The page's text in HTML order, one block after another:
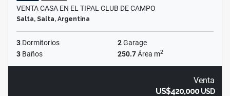
VENTA CASA EN EL TIPAL CLUB DE CAMPO
Salta, Salta, Argentina
3 Dormitorios 2Garage
3 Baños 250.7Área m2
Venta
US$420,000USD